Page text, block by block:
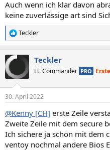
Auch wenn ich klar davon
keine zuverlässige art sind
R
e
k
t
i
e
:
Teckler
Teckler
Lt. Commander PRO
30. April 2022
@Kenny [CH] erste Zeile
Zweite Zeile mit dem secure
Ich sichere ja schon mit dem
ventoy nochmal andere Bios